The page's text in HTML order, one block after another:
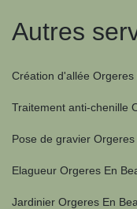
Autres
Création d'allée Orgeres
Traitement anti-chenille
Pose de gravier Orgeres
Elagueur Orgeres En
Jardinier Orgeres En